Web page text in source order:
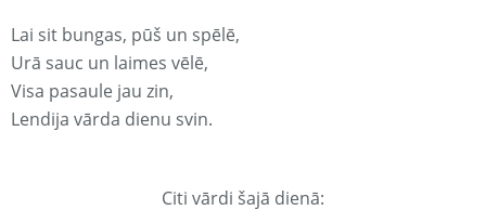
Lai sit bungas, pūš un spēlē,
Urā sauc un laimes vēlē,
Visa pasaule jau zin,
Lendija vārda dienu svin.
Citi vārdi šajā dienā: